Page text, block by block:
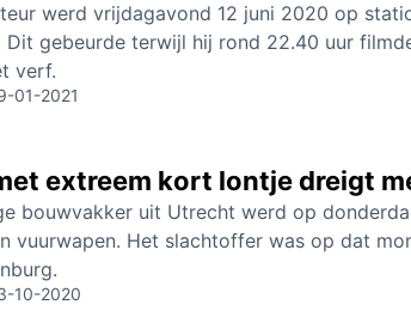
werd vrijdagavond 12 juni 2020 op
Dit gebeurde terwijl hij rond 22.40 uur
verf.
01-2021
extreem kort lontje dreigt
bouwvakker uit Utrecht werd op
vuurwapen. Het slachtoffer was op dat
10-2020